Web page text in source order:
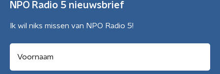
NPO Radio 5 nieuwsbrief
Ik wil niks missen van NPO Radio 5!